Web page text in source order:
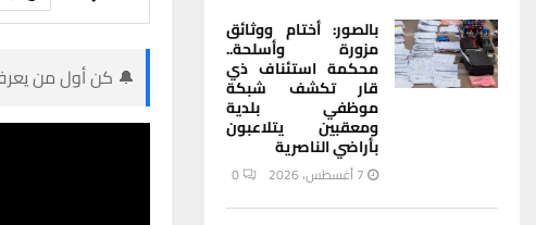
🔔 كن أول من يعرف
بالصور: أختام ووثائق
مزورة وأسلحة..
محكمة استئناف ذي
قار تكشف شبكة
موظفي بلدية
ومعقبين يتلاعبون
بأراضي الناصرية
7 أغسطس، 2026 0